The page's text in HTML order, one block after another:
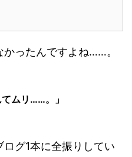
ったんですよね……。
てムリ……。」
グ1本に全振りしてい